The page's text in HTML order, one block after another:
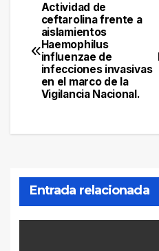
Navegación
de
entradas
Actividad de
ceftarolina frente a
aislamientos
Haemophilus
influenzae de
infecciones invasivas
en el marco de la
Vigilancia Nacional.
Entrada relacionada